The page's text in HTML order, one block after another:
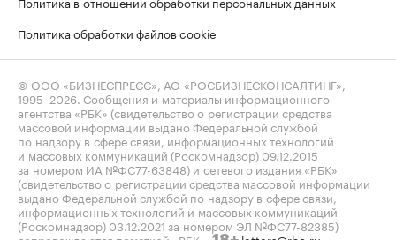
Политика обработки файлов cookie
© ООО «БИЗНЕСПРЕСС», АО «РОСБИЗНЕСКОНСАЛТИНГ»,
1995–2026 . Сообщения и материалы информационного
агентства «РБК» (свидетельство о регистрации средства
массовой информации выдано Федеральной службой
по надзору в сфере связи, информационных технологий
и массовых коммуникаций (Роскомнадзор) 09.12.2015
за номером ИА №ФС77-63848) и сетевого издания «РБК»
(свидетельство о регистрации средства массовой информации
выдано Федеральной службой по надзору в сфере связи,
информационных технологий и массовых коммуникаций
(Роскомнадзор) 03.12.2021 за номером ЭЛ №ФС77-82385)